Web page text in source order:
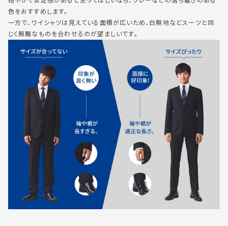
色をおすすめします。
一方で、ワイシャツは見えている面積が広いため、白無地などスーツと同
じく無難なものを合わせるのが望ましいです。